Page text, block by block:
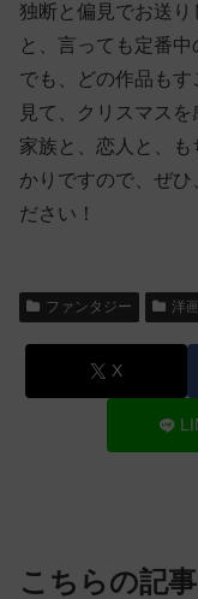
独断と偏見でお送り
と、言っても定番中
でも、どの作品も
見て、クリスマス
家族と、恋人と、
かりですので、ぜひ
ださい！
ファンタジー 洋画
X
こちらの記